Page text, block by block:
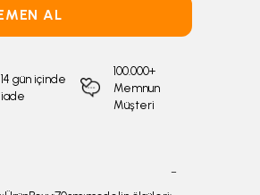
AL
14 gün içinde
iade
100.000+
Memnun
Müşteri